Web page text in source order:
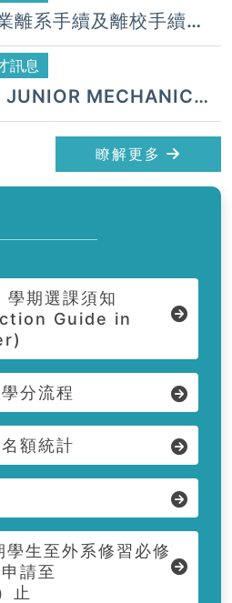
離系手續及離校手續
AND GRADUATE
FOR
訊息
JUNIOR MECHANICAL
招募中
瞭解更多
期選課須知
Guide in
分流程
額統計
生至外系修習必修
請至
止